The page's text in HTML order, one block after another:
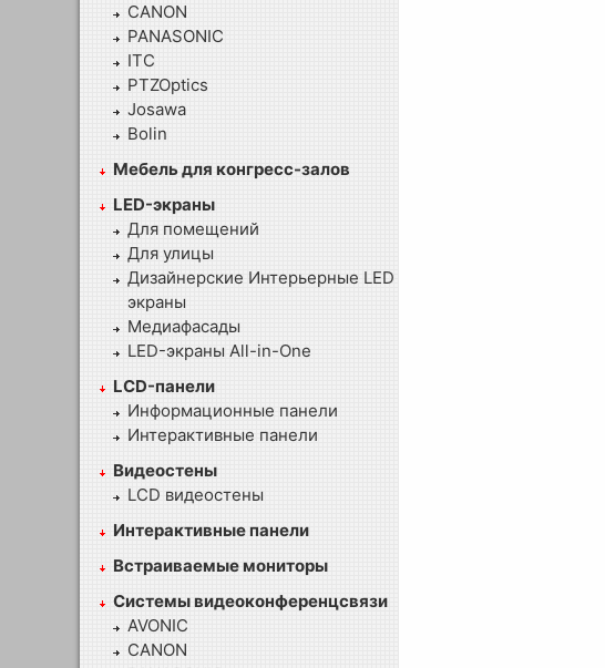
CANON
PANASONIC
ITC
PTZOptics
Josawa
Bolin
Мебель для конгресс-залов
LED-экраны
Для помещений
Для улицы
Дизайнерские Интерьерные LED
экраны
Медиафасады
LED-экраны All-in-One
LCD-панели
Информационные панели
Интерактивные панели
Видеостены
LCD видеостены
Интерактивные панели
Встраиваемые мониторы
Системы видеоконференцсвязи
AVONIC
CANON